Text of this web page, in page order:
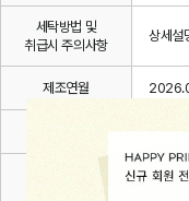
세탁방법 및
취급시 주의사항
상세설
제조연월
관련
해피